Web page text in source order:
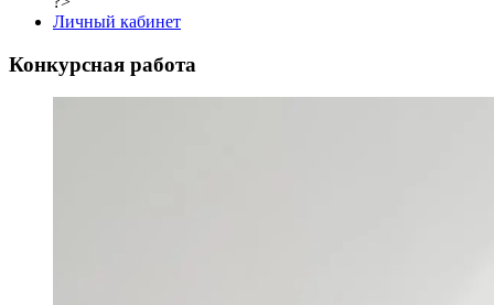
Личный кабинет
Конкурсная работа